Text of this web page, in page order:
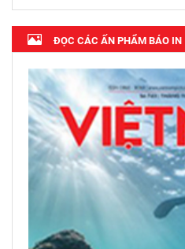
ĐỌC CÁC ẤN PHẨM BÁO IN